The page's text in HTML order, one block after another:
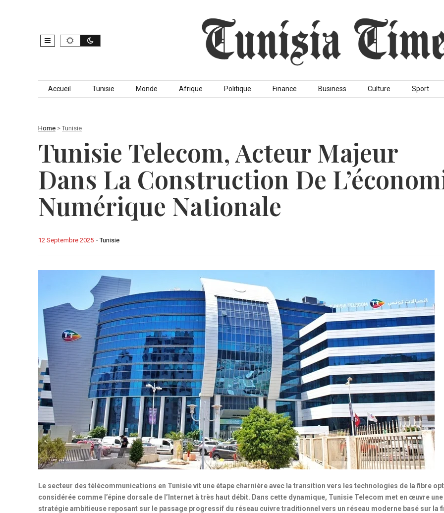
Skip to content
Accueil Tunisie Monde Afrique Politique Finance Business Culture Sport
Home > Tunisie
Tunisie Telecom, Acteur Majeur
Dans La Construction De
Numérique Nationale
-Tunisie
12 Septembre 2025
Le secteur des télécommunications en Tunisie vit une étape charnière avec la transition vers les technologies de la fibre
considérée comme l’épine dorsale de l’Internet à très haut débit. Dans cette dynamique, Tunisie Telecom met en œuvre une
stratégie ambitieuse reposant sur le passage progressif du réseau cuivre traditionnel vers un réseau moderne basé sur la